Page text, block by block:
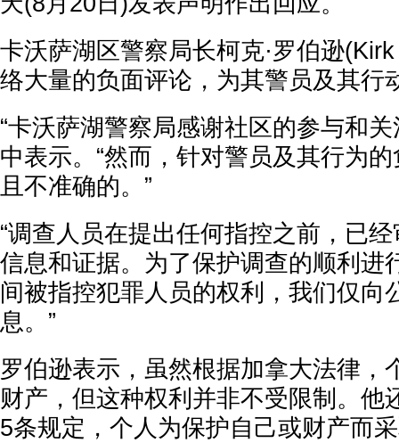
卡沃萨湖区警察局长柯克·罗伯逊
络大量的负面评论，为其警员及其行
“卡沃萨湖警察局感谢社区的参与和
中表示。“然而，针对警员及其行为
且不准确的。”
“调查人员在提出任何指控之前，已
信息和证据。为了保护调查的顺利进
间被指控犯罪人员的权利，我们仅向
息。”
罗伯逊表示，虽然根据加拿大法律，
财产，但这种权利并非不受限制。他
5条规定，个人为保护自己或财产而